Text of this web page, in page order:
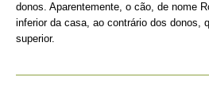
donos. Aparentemente, o cão, de nome
inferior da casa, ao contrário dos donos,
superior.